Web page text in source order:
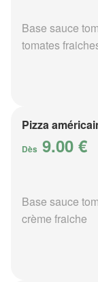
Base sauce
tomates
Pizza
Dès 9.00 €
Base sauce
crème fraiche